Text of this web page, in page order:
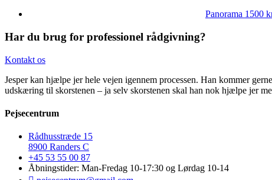
Panorama 1500
Har du brug for professionel rådgivning?
Kontakt os
Jesper kan hjælpe jer hele vejen igennem processen. Han kommer
udskæring til skorstenen – ja selv skorstenen skal han nok hjælpe jer
Pejsecentrum
Rådhusstræde 15
8900 Randers C
+45 53 55 00 87
Åbningstider: Man-Fredag 10-17:30 og Lørdag 10-14